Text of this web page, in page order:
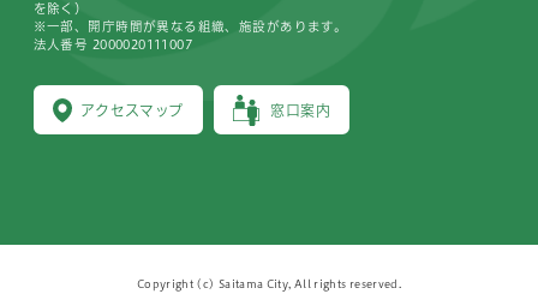
アクセスマップ 窓口案内
を除く）
※一部、開庁時間が異なる組織、施設があります。
法人番号 2000020111007
Copyright (c) Saitama City, All rights reserved.